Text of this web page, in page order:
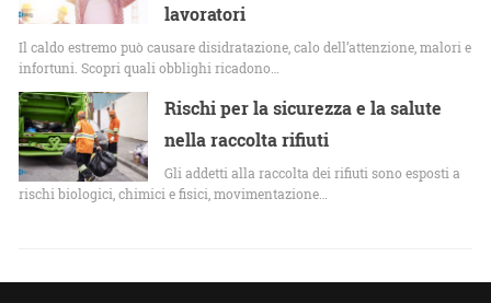
lavoratori
Il caldo estremo può causare disidratazione, calo dell’attenzione, malori e
infortuni. Scopri quali obblighi ricadono…
Rischi per la sicurezza e la salute
nella raccolta rifiuti
Gli addetti alla raccolta dei rifiuti sono esposti a
rischi biologici, chimici e fisici, movimentazione…